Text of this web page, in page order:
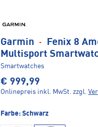
Garmin ·
Fenix 8
Multisport
Smartwatches
€ 999,99
Onlinepreis inkl. MwSt. zzgl.
Farbe: Schwarz